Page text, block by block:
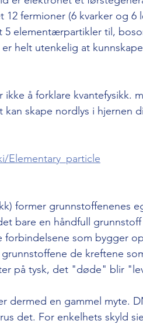
fermioner (6 kvarker og 6
elementærpartikler til,
helt utenkelig at
å forklare kvantefysikk.
kan skape nordlys i hjernen
Elementary_particle
former grunnstoffenenes
bare en håndfull
forbindelsene som bygger
de kreftene
på tysk, det "døde" blir
dermed en gammel myte.
det. For enkelhets skyld